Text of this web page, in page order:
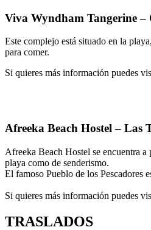
Viva Wyndham Tangerine –
Este complejo está situado en la
para comer.
Si quieres más información puedes
Afreeka Beach Hostel – Las
Afreeka Beach Hostel se encuentra
playa como de senderismo.
El famoso Pueblo de los Pescadores
Si quieres más información puedes
TRASLADOS